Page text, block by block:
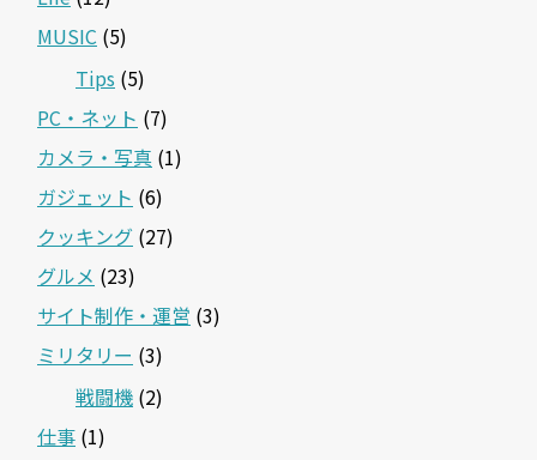
MUSIC (5)
Tips (5)
PC・ネット (7)
カメラ・写真 (1)
ガジェット (6)
クッキング (27)
グルメ (23)
サイト制作・運営 (3)
ミリタリー (3)
戦闘機 (2)
仕事 (1)